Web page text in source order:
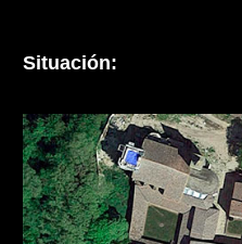
Situación: